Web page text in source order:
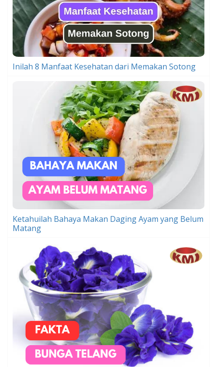
Inilah 8 Manfaat Kesehatan dari Memakan Sotong
Ketahuilah Bahaya Makan Daging Ayam yang Belum
Matang